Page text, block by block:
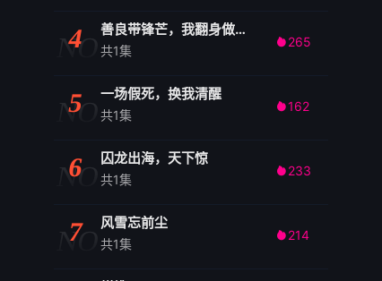
NO
4 善良带锋芒，我翻身做老板
共1集
 265
NO
5 一场假死，换我清醒
共1集
162
NO
6 囚龙出海，天下惊
共1集
 233
NO
7 风雪忘前尘
共1集
 214